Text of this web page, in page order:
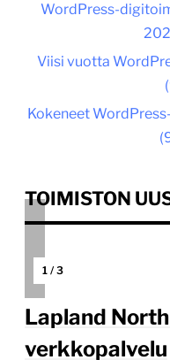
WordPress-
Viisi vuotta
(
Kokeneet
(
TOIMISTON
1 / 3
Lapland
verkkopalvelu